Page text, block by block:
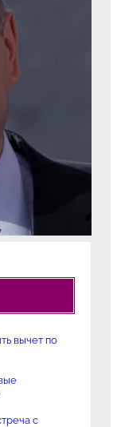
вычет по
с